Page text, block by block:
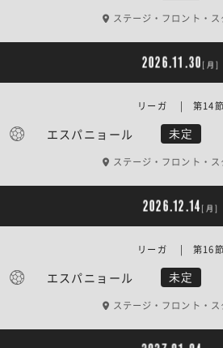
ステージ・フロント・ス
2026.11.30 [月]
エスパニョール 未定
リーガ | 第14節
ステージ・フロント・ス
2026.12.14 [月]
エスパニョール 未定
リーガ | 第16節
ステージ・フロント・ス